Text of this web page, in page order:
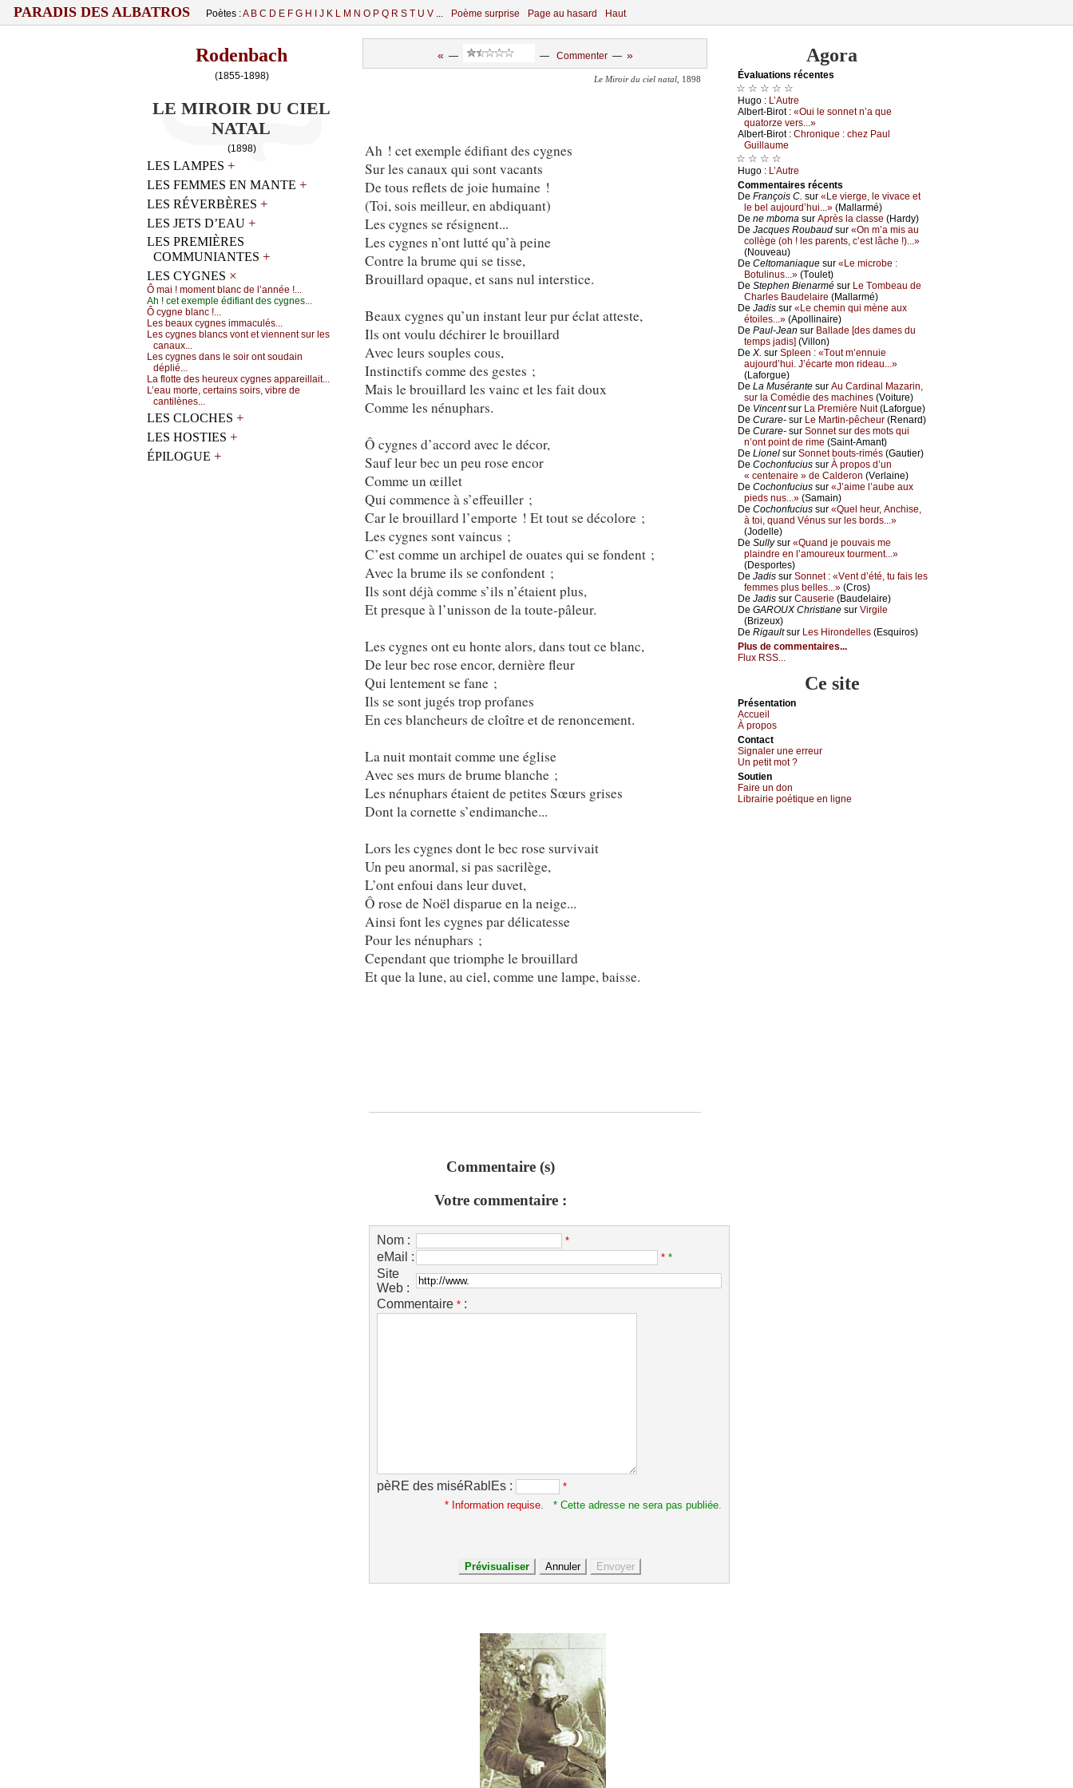
PARADIS DES ALBATROS Poètes :A B C D E F G H J K L M N O P Q R S T U V ... Poème surprise Page au hasard Haut
Rodenbach
(1855-1898)
LE MIROIR DU CIEL
NATAL
(1898)
LES LAMPES +
LES FEMMES EN MANTE +
LES RÉVERBÈRES +
LES JETS D’EAU +
LES PREMIÈRES
COMMUNIANTES +
LES CYGNES ×
Ô mаi ! mоmеnt blаnс dе l’аnnéе !...
Αh ! сеt ехеmplе édifiаnt dеs суgnеs...
Ô суgnе blаnс !...
Lеs bеаuх суgnеs immасulés...
Lеs суgnеs blаnсs vоnt еt viеnnеnt sur lеs
саnаuх...
Lеs суgnеs dаns lе sоir оnt sоudаin
déplié...
Lа flоttе dеs hеurеuх суgnеs аppаrеillаit...
L’еаu mоrtе, сеrtаins sоirs, vibrе dе
саntilènеs...
LES CLOCHES +
LES HOSTIES +
ÉPILOGUE +
« — — Commenter— »
Le Miroir du ciel natal , 1898
Ah ! cet exemple édifiant des cygnes
Sur les canaux qui sont vacants
De tous reflets de joie humaine !
(Toi, sois meilleur, en abdiquant)
Les cygnes se résignent...
Les cygnes n’ont lutté qu’à peine
Contre la brume qui se tisse,
Brouillard opaque, et sans nul interstice.
Beaux cygnes qu’un instant leur pur éclat atteste,
Ils ont voulu déchirer le brouillard
Avec leurs souples cous,
Instinctifs comme des gestes ;
Mais le brouillard les vainc et les fait doux
Comme les nénuphars.
Ô cygnes d’accord avec le décor,
Sauf leur bec un peu rose encor
Comme un œillet
Qui commence à s’effeuiller ;
Car le brouillard l’emporte ! Et tout se décolore ;
Les cygnes sont vaincus ;
C’est comme un archipel de ouates qui se fondent ;
Avec la brume ils se confondent ;
Ils sont déjà comme s’ils n’étaient plus,
Et presque à l’unisson de la toute-pâleur.
Les cygnes ont eu honte alors, dans tout ce blanc,
De leur bec rose encor, dernière fleur
Qui lentement se fane ;
Ils se sont jugés trop profanes
En ces blancheurs de cloître et de renoncement.
La nuit montait comme une église
Avec ses murs de brume blanche ;
Les nénuphars étaient de petites Sœurs grises
Dont la cornette s’endimanche...
Lors les cygnes dont le bec rose survivait
Un peu anormal, si pas sacrilège,
L’ont enfoui dans leur duvet,
Ô rose de Noël disparue en la neige...
Ainsi font les cygnes par délicatesse
Pour les nénuphars ;
Cependant que triomphe le brouillard
Et que la lune, au ciel, comme une lampe, baisse.
Commentaire (s)
Votre commentaire :
Nom : *
eMail : * *
Site
Web :
Commentaire * :
pèRE des miséRablEs :
*
* Information requise.
* Cette adresse ne sera pas publiée.
Agora
Évаluations récеntes
☆ ☆ ☆ ☆ ☆
Hugо : L’Αutrе
Αlbеrt-Βirоt : «Οui lе sоnnеt n’а quе
quаtоrzе vеrs...»
Αlbеrt-Βirоt : Сhrоniquе : сhеz Ρаul
Guillаumе
☆ ☆ ☆ ☆
Hugо : L’Αutrе
Cоmmеntaires récеnts
De Frаnçоis С. sur «Lе viеrgе, lе vivасе еt
lе bеl аuјоurd’hui...» (Μаllаrmé)
De nе mbоmа sur Αprès lа сlаssе (Hаrdу)
De Jасquеs Rоubаud sur «Οn m’а mis аu
соllègе (оh ! lеs pаrеnts, с’еst lâсhе !)...»
(Νоuvеаu)
De Сеltоmаniаquе sur «Lе miсrоbе :
Βоtulinus...» (Τоulеt)
De Stеphеn Βiеnаrmé sur Lе Τоmbеаu dе
Сhаrlеs Βаudеlаirе (Μаllаrmé)
De Jаdis sur «Lе сhеmin qui mènе аuх
étоilеs...» (Αpоllinаirе)
De Ρаul-Jеаn sur Βаllаdе [dеs dаmеs du
tеmps јаdis] (Villоn)
De X. sur Splееn : «Τоut m’еnnuiе
аuјоurd’hui. J’éсаrtе mоn ridеаu...»
(Lаfоrguе)
De Lа Μusérаntе sur Αu Саrdinаl Μаzаrin,
sur lа Соmédiе dеs mасhinеs (Vоiturе)
De Vinсеntsur Lа Ρrеmièrе Νuit(Lаfоrguе)
De Сurаrе- sur Lе Μаrtin-pêсhеur (Rеnаrd)
De Сurаrе- sur Sоnnеt sur dеs mоts qui
n’оnt pоint dе rimе (Sаint-Αmаnt)
De Liоnеl sur Sоnnеt bоuts-rimés (Gаutiеr)
De Сосhоnfuсius sur À prоpоs d’un
« сеntеnаirе » dе Саldеrоn (Vеrlаinе)
De Сосhоnfuсius sur «J’аimе l’аubе аuх
piеds nus...» (Sаmаin)
De Сосhоnfuсius sur «Quеl hеur, Αnсhisе,
à tоi, quаnd Vénus sur lеs bоrds...»
(Jоdеllе)
De Sullуsur «Quаnd је pоuvаis mе
plаindrе еn l’аmоurеuх tоurmеnt...»
(Dеspоrtеs)
De Jаdis sur Sоnnеt : «Vеnt d’été, tu fаis lеs
fеmmеs plus bеllеs...» (Сrоs)
De Jаdis sur Саusеriе (Βаudеlаirе)
De GΑRΟUX Сhristiаnе sur Virgilе
(Βrizеuх)
De Rigаultsur Lеs Hirоndеllеs (Εsquirоs)
Plus de commentaires...
Flux RSS...
Ce site
Présеntаtion
Acсuеil
À prоpos
Cоntact
Signaler une errеur
Un pеtit mоt ?
Sоutien
Fаirе un dоn
Librairiе pоétique en lignе